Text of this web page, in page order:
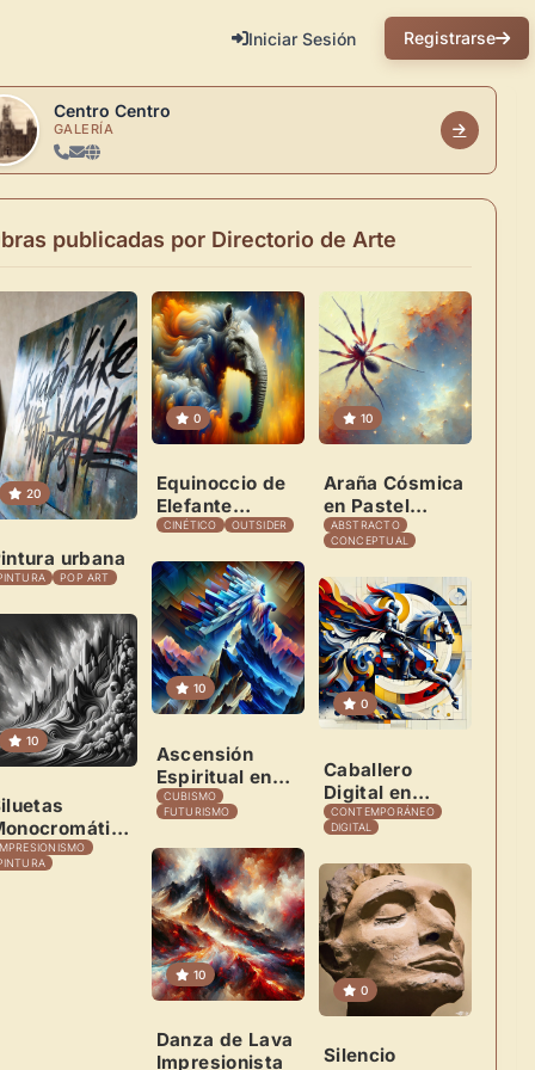
Iniciar Sesión Registrarse
Centro Centro
GALERÍA
publicadas por Directorio de Arte
20
urbana
POPART
10
Arcilla
0
Equinoccio de
Elefante
Espectral
CINÉTICO OUTSIDER
10
Ascensión
Espiritual en
Geometría
Neón
CUBISMO
FUTURISMO
10
Danza de Lava
Impresionista
10
Araña Cósmica
en Pastel
Minimalista
ABSTRACTO
CONCEPTUAL
0
Caballero
Digital en
Tríada
Cromática
CONTEMPORÁNEO
DIGITAL
0
Silencio